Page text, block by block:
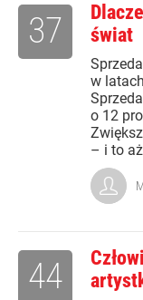
świat
w
o 12
– i to
37
44